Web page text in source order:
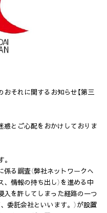
それに関するお知らせ【第三
惑とご心配をおかけしておりま
る調査（弊社ネットワークへ
情報の持ち出し）を進める中
を許してしまった経路の一つ
委託会社といいます。）が設置